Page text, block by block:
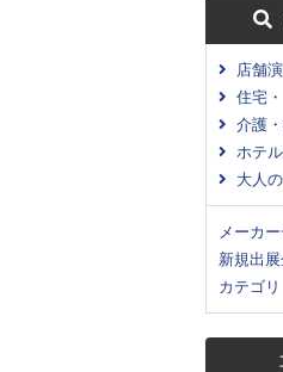
店舗
住宅
介護
ホテ
大人
メーカ
新規出
カテゴリ